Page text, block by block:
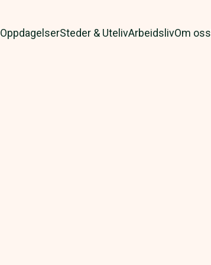
OppdagelserSteder & UtelivArbeidslivOm oss